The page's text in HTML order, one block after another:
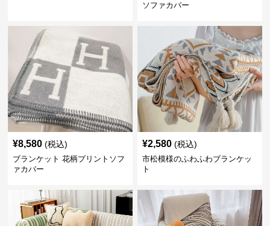
ソファカバー
¥8,580 (税込)
ブランケット 花柄プリントソフ
ァカバー
¥2,580 (税込)
市松模様のふわふわブランケッ
ト